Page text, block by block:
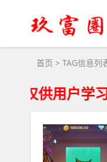
首页 > TAG信息列
学习研究、